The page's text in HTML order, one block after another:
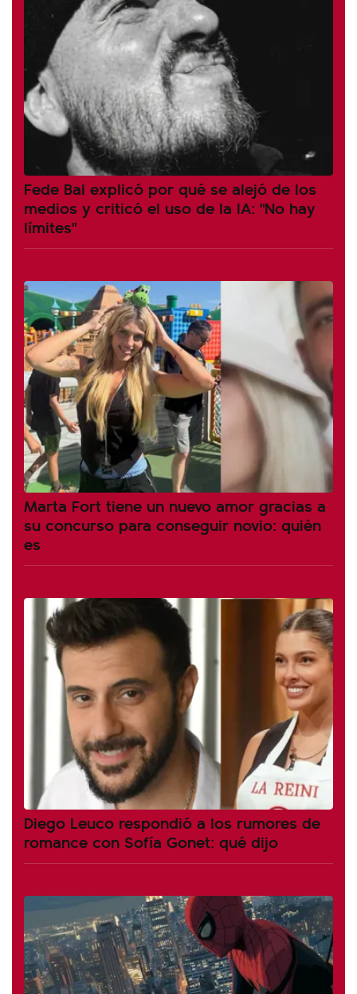
Fede Bal explicó por qué se alejó de los
medios y criticó el uso de la IA: "No hay
límites"
Marta Fort tiene un nuevo amor gracias a
su concurso para conseguir novio: quién
es
Diego Leuco respondió a los rumores de
romance con Sofía Gonet: qué dijo